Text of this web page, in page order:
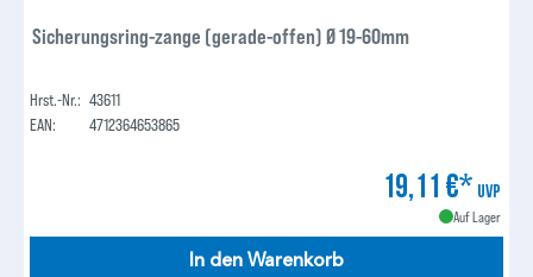
Sicherungsring-zange (gerade-offen) Ø 19-60mm
Hrst.-Nr.: 43611
EAN:
4712364653865
19,11 €* UVP
Auf Lager
In den Warenkorb